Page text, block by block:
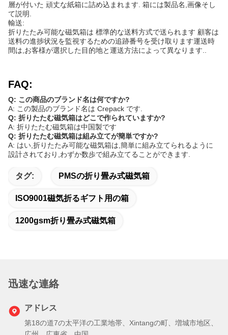
層が付いた 頑丈な紙箱に詰め込まれます. 箱には製品名,画像そし
て説明.
輸送:
折りたたみ可能な磁気箱は 標準的な送料方式で送られます 顧客は
送料の進捗状況を監視するための追跡番号を受け取ります運送時
間は,お客様が選択した目的地と運送方法によって異なります..
FAQ:
Q: この商品のブランド名は何ですか?
A: この製品のブランド名は Crepack です.
Q: 折りたたむ磁気箱はどこで作られていますか?
A: 折りたたむ磁気箱は中国製です
Q: 折りたたむ磁気箱は組み立てが簡単ですか?
A: はい,折りたたみ可能な磁気箱は,簡単に組み立てられるように
設計されており,わずか数歩で組み立てることができます.
タグ: PMSの折り畳み式磁気箱
ISO9001磁気折るギフト用の箱
1200gsm折り畳み式磁気箱
迅速な連絡
アドレス
第18の道7の太平洋の工業地帯、Xintangの町、増城市地区、